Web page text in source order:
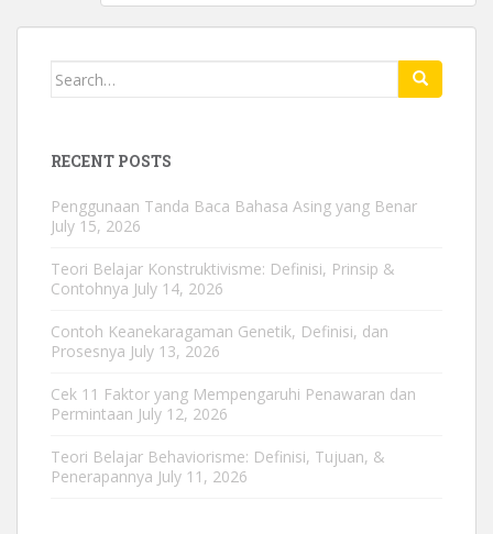
Search
RECENT POSTS
Penggunaan Tanda Baca Bahasa Asing yang Benar
July 15, 2026
Teori Belajar Konstruktivisme: Definisi, Prinsip &
Contohnya July 14, 2026
Contoh Keanekaragaman Genetik, Definisi, dan
Prosesnya July 13, 2026
Cek 11 Faktor yang Mempengaruhi Penawaran dan
Permintaan July 12, 2026
Teori Belajar Behaviorisme: Definisi, Tujuan, &
Penerapannya July 11, 2026